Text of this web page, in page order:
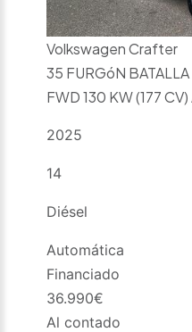
Volkswagen Crafter
35 FURGóN
FWD 130 KW (177
2025
14
Diésel
Automática
Financiado
36.990€
Al contado